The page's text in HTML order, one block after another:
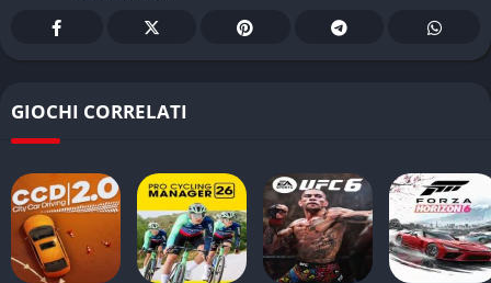
GIOCHI CORRELATI